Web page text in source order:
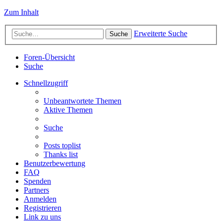
Zum Inhalt
Suche Erweiterte Suche
Foren-Übersicht
Suche
Schnellzugriff
Unbeantwortete Themen
Aktive Themen
Suche
Posts toplist
Thanks list
Benutzerbewertung
FAQ
Spenden
Partners
Anmelden
Registrieren
Link zu uns